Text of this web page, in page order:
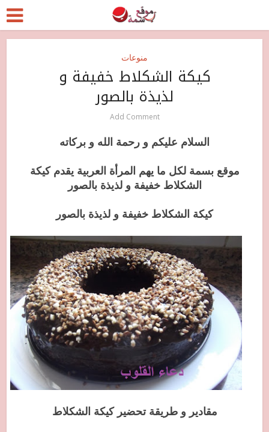
منوعات
كيكة الشكلاط خفيفة و
لذيذة بالصور
Add Comment
السلام عليكم و رحمة الله و بركاته
موقع بسمة لكل ما يهم المرأة العربية يقدم كيكة
الشكلاط خفيفة و لذيذة بالصور
كيكة الشكلاط خفيفة و لذيذة بالصور
مقادير و طريقة تحضير كيكة الشكلاط